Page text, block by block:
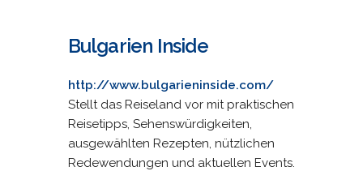
Bulgarien Inside
http://www.bulgarieninside.com/
Stellt das Reiseland vor mit praktischen
Reisetipps, Sehenswürdigkeiten,
ausgewählten Rezepten, nützlichen
Redewendungen und aktuellen Events.